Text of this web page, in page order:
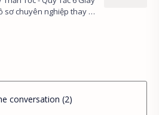
sơ chuyên nghiệp thay vì
chí Must-Have
conversation (2)